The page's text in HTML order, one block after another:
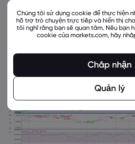
Cable
oversold, stochastic
bottoming
Chúng tôi sử dụng cookie để thực hiện
hỗ trợ trò chuyện trực tiếp và hiển thị
tôi nghĩ rằng bạn sẽ quan tâm. Nếu bạn
cookie của markets.com, hãy
Chấp nhận
Quản lý